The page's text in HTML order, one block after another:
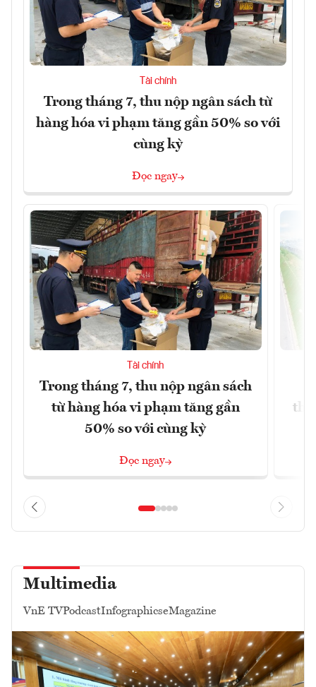
Tài chính
Trong tháng 7, thu nộp ngân sách từ
hàng hóa vi phạm tăng gần 50% so với
cùng kỳ
Đọc ngay
Tài chính
Trong tháng 7, thu nộp ngân sách
từ hàng hóa vi phạm tăng gần
50% so với cùng kỳ
Đọc ngay
Multimedia
VnE TVPodcastInfographicseMagazine